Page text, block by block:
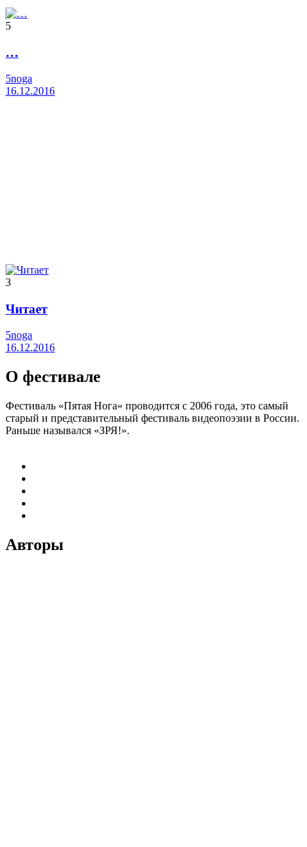
5
…
5noga
16.12.2016
3
Читает
5noga
16.12.2016
О фестивале
Фестиваль «Пятая Нога» проводится с 2006 года, это самый
старый и представительный фестиваль видеопоэзии в России.
Раньше назывался «ЗРЯ!».
Авторы